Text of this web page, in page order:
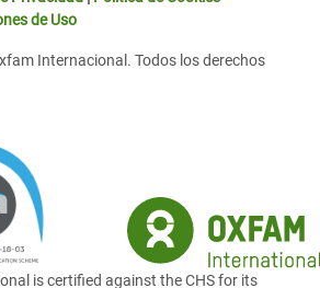
de Uso
Internacional. Todos los derechos
is certified against the CHS for its